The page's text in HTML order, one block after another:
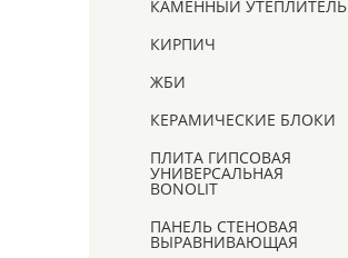
КАМЕННЫЙ УТЕПЛИТЕЛЬ
КИРПИЧ
ЖБИ
КЕРАМИЧЕСКИЕ БЛОКИ
ПЛИТА ГИПСОВАЯ
УНИВЕРСАЛЬНАЯ
BONOLIT
ПАНЕЛЬ СТЕНОВАЯ
ВЫРАВНИВАЮЩАЯ